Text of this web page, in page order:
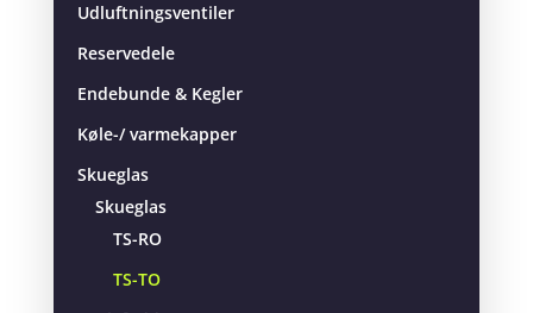
Udluftningsventiler
Reservedele
Endebunde & Kegler
Køle-/ varmekapper
Skueglas
Skueglas
TS-RO
TS-TO